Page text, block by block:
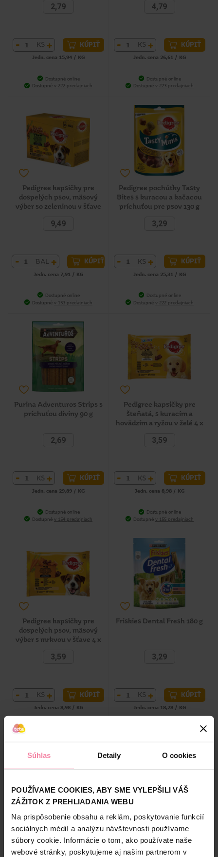
Súhlas Detaily O cookies
POUŽÍVAME COOKIES, ABY SME VYLEPŠILI VÁŠ
ZÁŽITOK Z PREHLIADANIA WEBU
Na prispôsobenie obsahu a reklám, poskytovanie funkcií
sociálnych médií a analýzu návštevnosti používame
súbory cookie. Informácie o tom, ako používate naše
webové stránky, poskytujeme aj našim partnerom v
2,79
- KS + KÚPIŤ
Jedn. cena 15,94 / KG
Dostupné online
Dostupné v 222 predajniach
4,79
- KS + KÚPIŤ
Jedn. cena 26,61 / KG
Dostupné online
Dostupné v 223 predajniach
Pedigree kapsičky pre
dospelých psov, mäsový
výber so zeleninou v šťave
9,49
- BAL + KÚPIŤ
Jedn. cena 7,91 / KG
Dostupné online
Dostupné v 153 predajniach
Pedigree pochúťky Tasty
Bites s kuracou a kačacou
príchuťou pre psov 130 g
3,29
- KS + KÚPIŤ
Jedn. cena 25,31 / KG
Dostupné online
Dostupné v 222 predajniach
Purina Adventuros Strips s
príchuťou diviny 90 g
2,69
- KS + KÚPIŤ
Jedn. cena 29,89 / KG
Dostupné online
Dostupné v 154 predajniach
Pedigree kapsičky pre
šteňatá, s kuracím a
hovädzím a ryžou v želé 4 x
3,59
- KS + KÚPIŤ
Jedn. cena 8,98 / KG
Dostupné online
Dostupné v 155 predajniach
Pedigree kapsičky pre
dospelých psov, mäsový
výber s mrkvou v šťave 4 x
3,59
- KS + KÚPIŤ
Jedn. cena 8,98 / KG
Friskies Dental Fresh 180 g
3,29
- KS + KÚPIŤ
Jedn. cena 18,28 / KG
Cesar kapsičky pre
Pedigree pochúťky Tasty